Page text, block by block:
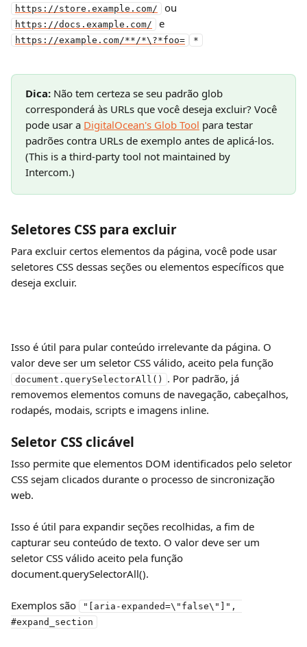
https://store.example.com/ ou
https://docs.example.com/ e
https://example.com/**/*\?*foo= *
Dica: Não tem certeza se seu padrão glob
corresponderá às URLs que você deseja excluir? Você
pode usar a DigitalOcean's Glob Tool para testar
padrões contra URLs de exemplo antes de aplicá-los.
(This is a third-party tool not maintained by
Intercom.)
Seletores CSS para excluir
Para excluir certos elementos da página, você pode usar
seletores CSS dessas seções ou elementos específicos que
deseja excluir.
Isso é útil para pular conteúdo irrelevante da página. O
valor deve ser um seletor CSS válido, aceito pela função
document.querySelectorAll()
. Por padrão, já
removemos elementos comuns de navegação, cabeçalhos,
rodapés, modais, scripts e imagens inline.
Seletor CSS clicável
Isso permite que elementos DOM identificados pelo seletor
CSS sejam clicados durante o processo de sincronização
web.
Isso é útil para expandir seções recolhidas, a fim de
capturar seu conteúdo de texto. O valor deve ser um
seletor CSS válido aceito pela função
document.querySelectorAll().
Exemplos são
"[aria-expanded=\"false\"]",
#expand_section